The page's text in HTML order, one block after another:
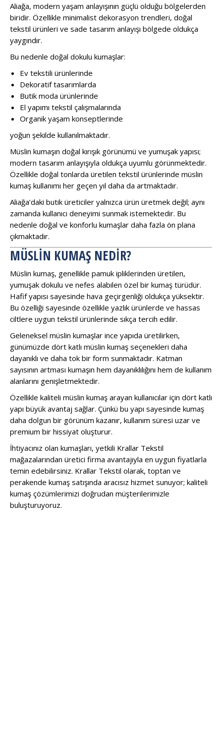
Aliağa, modern yaşam anlayışının güçlü olduğu bölgelerden
biridir. Özellikle minimalist dekorasyon trendleri, doğal
tekstil ürünleri ve sade tasarım anlayışı bölgede oldukça
yaygındır.
Bu nedenle doğal dokulu kumaşlar:
Ev tekstili ürünlerinde
Dekoratif tasarımlarda
Butik moda ürünlerinde
El yapımı tekstil çalışmalarında
Organik yaşam konseptlerinde
yoğun şekilde kullanılmaktadır.
Müslin kumaşın doğal kırışık görünümü ve yumuşak yapısı;
modern tasarım anlayışıyla oldukça uyumlu görünmektedir.
Özellikle doğal tonlarda üretilen tekstil ürünlerinde müslin
kumaş kullanımı her geçen yıl daha da artmaktadır.
Aliağa’daki butik üreticiler yalnızca ürün üretmek değil; aynı
zamanda kullanıcı deneyimi sunmak istemektedir. Bu
nedenle doğal ve konforlu kumaşlar daha fazla ön plana
çıkmaktadır.
MÜSLIN KUMAŞ NEDIR?
Müslin kumaş, genellikle pamuk ipliklerinden üretilen,
yumuşak dokulu ve nefes alabilen özel bir kumaş türüdür.
Hafif yapısı sayesinde hava geçirgenliği oldukça yüksektir.
Bu özelliği sayesinde özellikle yazlık ürünlerde ve hassas
ciltlere uygun tekstil ürünlerinde sıkça tercih edilir.
Geleneksel müslin kumaşlar ince yapıda üretilirken,
günümüzde dört katlı müslin kumaş seçenekleri daha
dayanıklı ve daha tok bir form sunmaktadır. Katman
sayısının artması kumaşın hem dayanıklılığını hem de kullanım
alanlarını genişletmektedir.
Özellikle kaliteli müslin kumaş arayan kullanıcılar için dört katlı
yapı büyük avantaj sağlar. Çünkü bu yapı sayesinde kumaş
daha dolgun bir görünüm kazanır, kullanım süresi uzar ve
premium bir hissiyat oluşturur.
İhtiyacınız olan kumaşları, yetkili Krallar Tekstil
mağazalarından üretici firma avantajıyla en uygun fiyatlarla
temin edebilirsiniz. Krallar Tekstil olarak, toptan ve
perakende kumaş satışında aracısız hizmet sunuyor; kaliteli
kumaş çözümlerimizi doğrudan müşterilerimizle
buluşturuyoruz.